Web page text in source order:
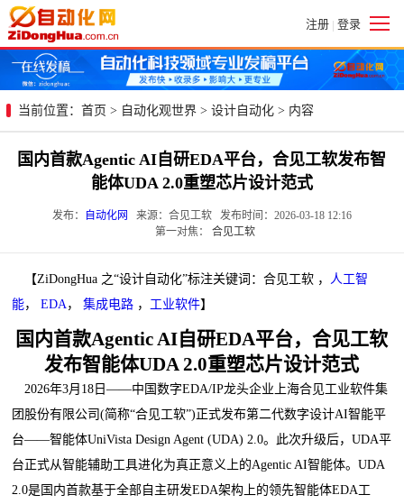
注册 | 登录
当前位置： 首页 > 自动化观世界 > 设计自动化 > 内容
国内首款Agentic AI自研EDA平台，合见工软发布智
能体UDA 2.0重塑芯片设计范式
发布： 自动化网
来源：合见工软 发布时间：2026-03-18 12:16
第一对焦： 合见工软
【ZiDongHua 之“设计自动化”标注关键词：合见工软 ，
人工智
能，EDA ，集成电路 ， 工业软件】
国内首款Agentic AI自研EDA平台，合见工软
发布智能体UDA 2.0重塑芯片设计范式
2026年3月18日——中国数字EDA/IP龙头企业上海合见工业软件集
团股份有限公司(简称“合见工软”)正式发布第二代数字设计AI智能平
台——智能体UniVista Design Agent (UDA) 2.0。此次升级后，UDA平
台正式从智能辅助工具进化为真正意义上的Agentic AI智能体。UDA
2.0是国内首款基于全部自主研发EDA架构上的领先智能体EDA工